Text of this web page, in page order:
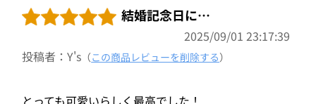
結婚記念日に…
2025/09/01 23:17:39
投稿者：Y's （この商品レビューを削除する）
とっても可愛いらしく最高でした！